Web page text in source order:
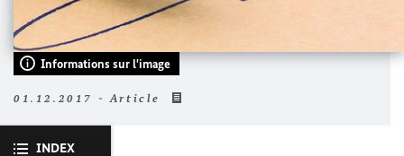
Informations sur l'image
01.12.2017 - Article
INDEX